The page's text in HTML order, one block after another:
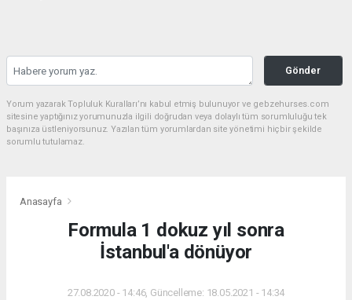
Gönder
Yorum yazarak Topluluk Kuralları’nı kabul etmiş bulunuyor ve gebzehurses.com
sitesine yaptığınız yorumunuzla ilgili doğrudan veya dolaylı tüm sorumluluğu tek
başınıza üstleniyorsunuz. Yazılan tüm yorumlardan site yönetimi hiçbir şekilde
sorumlu tutulamaz.
Anasayfa
Formula 1 dokuz yıl sonra
İstanbul'a dönüyor
27.08.2020 - 14:46, Güncelleme: 18.05.2021 - 14:34